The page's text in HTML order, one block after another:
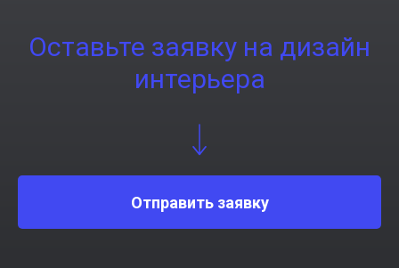
Оставьте заявку на дизайн
интерьера
Отправить заявку